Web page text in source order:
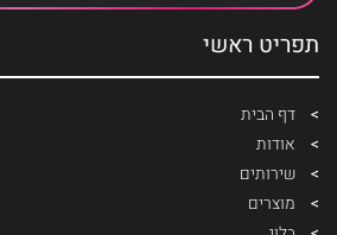
תפריט ראשי
דף הבית
אודות
שירותים
מוצרים